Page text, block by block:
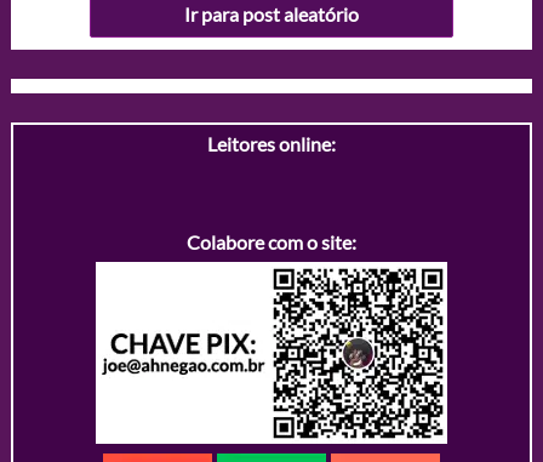
Ir para post aleatório
Leitores online:
Colabore com o site: